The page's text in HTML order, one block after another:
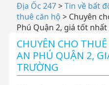
Địa Ốc 247>Tin về bất
thuê căn hộ > Chuyên
Phú Quận 2, giá tốt
CHUYÊN CHO
AN PHÚ QUẬN 2,
TRƯỜNG